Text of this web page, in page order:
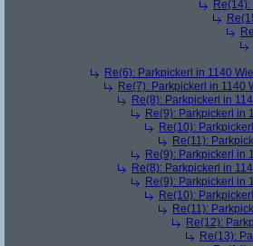
Re(6): Parkpickerl in 1140
Re(7): Parkpickerl in 1140
Re(8): Parkpickerl in
Re(9): Parkpickerl in
Re(10):
Re(11):
Re(9): Parkpickerl in
Re(8): Parkpickerl in
Re(9): Parkpickerl in
Re(10):
Re(11):
Re(12):
Re(13):